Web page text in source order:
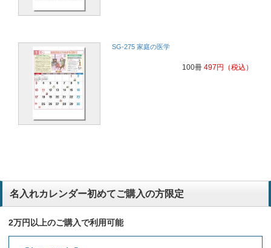
SG-275 家庭の医学
100冊 497 円 （税込）
名入れカレンダー初めてご購入の方限定
2万円以上のご購入で利用可能